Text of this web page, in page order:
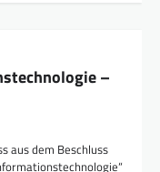
–
aus dem Beschluss